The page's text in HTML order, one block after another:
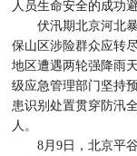
人员生命安全的成功
伏汛期北京河北暴
保山区涉险群众应转
地区遭遇两轮强降雨
级应急管理部门坚持
患识别处置贯穿防汛
人。
8月9日，北京平谷